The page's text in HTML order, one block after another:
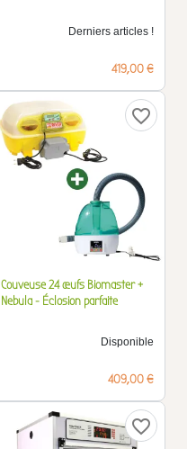
Derniers articles !
Prix
419,00 €
favorite_border
Couveuse 24 œufs Biomaster +
Nebula - Éclosion parfaite
Disponible
Prix
409,00 €
favorite_border